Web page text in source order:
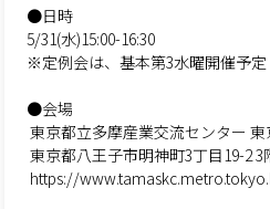
●日時
5/31(水)15:00-16:30
※定例会は、基本第3水曜開催予定
●会場
東京都立多摩産業交流センター
東京都八王子市明神町3丁目19-2 3
https://